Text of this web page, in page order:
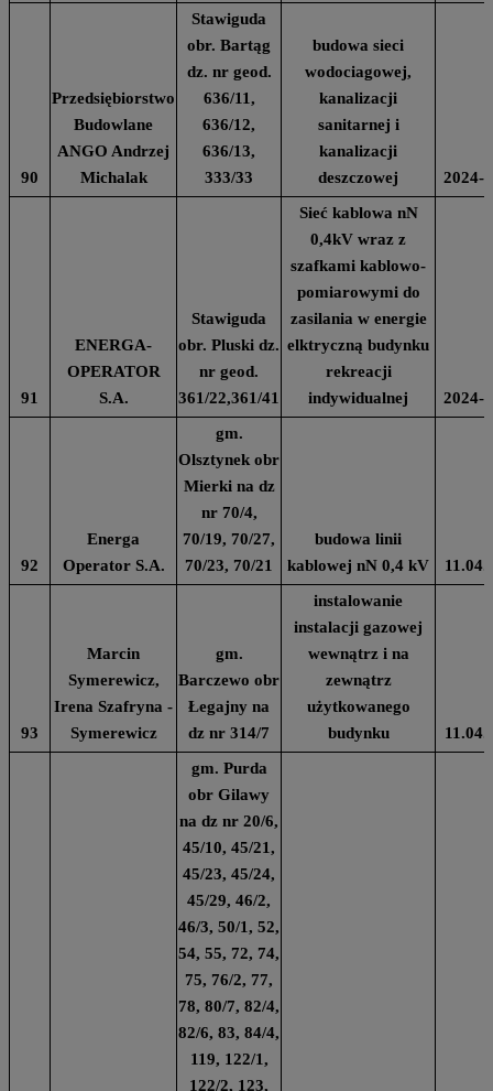
90
Przedsiębiorstwo
Budowlane
ANGO Andrzej
Michalak
Stawiguda
obr. Bartąg
dz. nr geod.
636/11,
636/12,
636/13,
333/33
budowa sieci
wodociagowej,
kanalizacji
sanitarnej i
kanalizacji
deszczowej
2024-
91
ENERGA-
OPERATOR
S.A.
Stawiguda
obr. Pluski dz.
nr geod.
361/22,361/41
Sieć kablowa nN
0,4kV wraz z
szafkami kablowo-
pomiarowymi do
zasilania w energie
elktryczną budynku
rekreacji
indywidualnej
2024-
92
Energa
Operator S.A.
gm.
Olsztynek obr
Mierki na dz
nr 70/4,
70/19, 70/27,
70/23, 70/21
budowa linii
kablowej nN 0,4 kV
93
Marcin
Symerewicz,
Irena Szafryna -
Symerewicz
gm.
Barczewo obr
Łegajny na
dz nr 314/7
instalowanie
instalacji gazowej
wewnątrz i na
zewnątrz
użytkowanego
budynku
gm. Purda
obr Gilawy
na dz nr 20/6,
45/10, 45/21,
45/23, 45/24,
45/29, 46/2,
46/3, 50/1, 52,
54, 55, 72, 74,
75, 76/2, 77,
78, 80/7, 82/4,
82/6, 83, 84/4,
119, 122/1,
122/2, 123,